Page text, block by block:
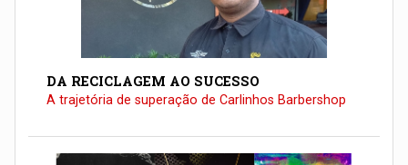
DA RECICLAGEM AO SUCESSO
A trajetória de superação de Carlinhos Barbershop